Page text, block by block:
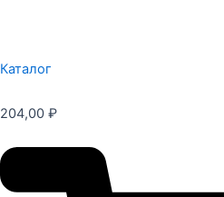
Каталог
204,00 ₽